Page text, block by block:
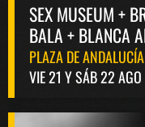
SEX MUSEUM +
BALA + BLANCA
PLAZA DE ANDALUCÍA
VIE 21 Y SÁB 22 AGO